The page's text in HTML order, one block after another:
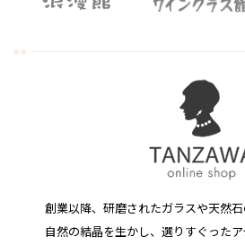
創業以降、研磨されたガラスや天然
自然の結晶を生かし、選りすぐった